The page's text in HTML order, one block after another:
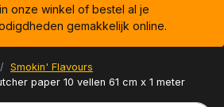
onze winkel of bestel al je
gemakkelijk online.
Smokin' Flavours
paper 10 vellen 61 cm x 1 meter